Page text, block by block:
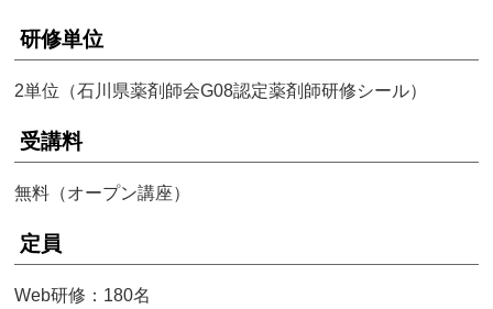
研修単位
2単位（石川県薬剤師会G08認定薬剤師研修シール）
受講料
無料（オープン講座）
定員
Web研修：180名